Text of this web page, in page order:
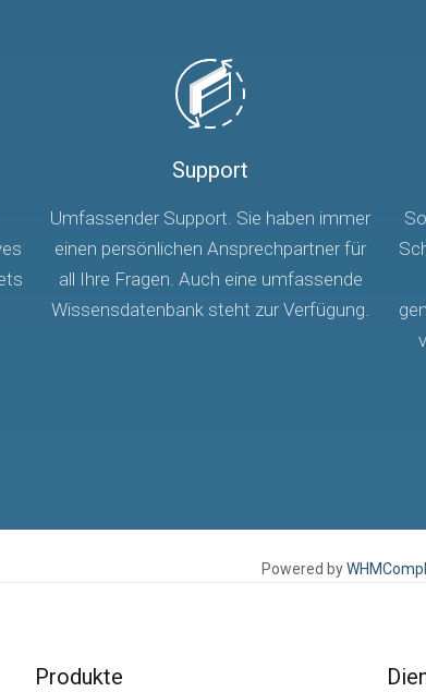
Support
Umfassender Support. Sie haben immer
einen persönlichen Ansprechpartner für
all Ihre Fragen. Auch eine umfassende
Wissensdatenbank steht zur Verfügung.
Powered by
Produkte